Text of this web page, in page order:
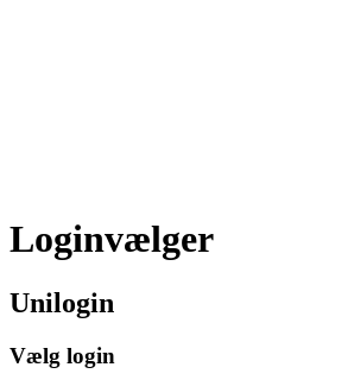
Loginvælger
Unilogin
Vælg login